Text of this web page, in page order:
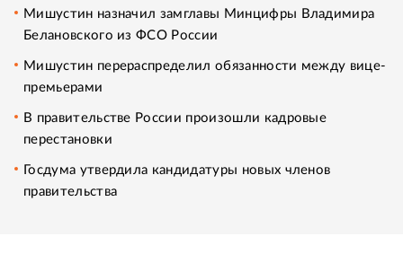
Мишустин назначил замглавы Минцифры Владимира
Белановского из ФСО России
Мишустин перераспределил обязанности между вице-
премьерами
В правительстве России произошли кадровые
перестановки
Госдума утвердила кандидатуры новых членов
правительства